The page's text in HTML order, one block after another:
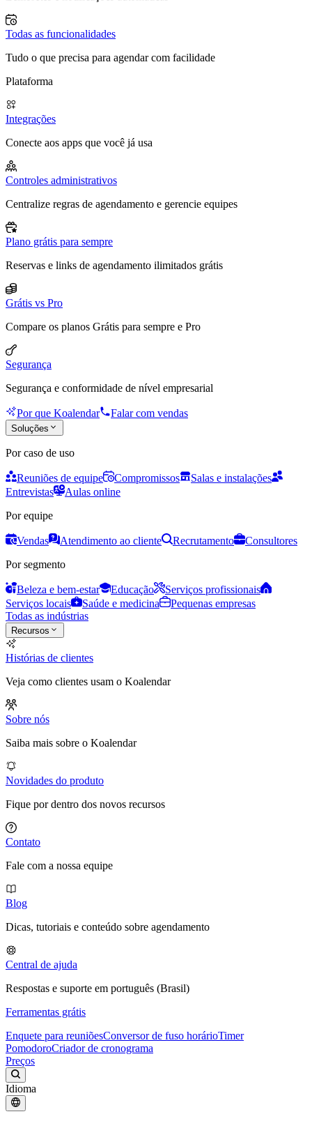
Todas as funcionalidades
Tudo o que precisa para agendar com facilidade
Plataforma
Integrações
Conecte aos apps que você já usa
Controles administrativos
Centralize regras de agendamento e gerencie equipes
Plano grátis para sempre
Reservas e links de agendamento ilimitados grátis
Grátis vs Pro
Compare os planos Grátis para sempre e Pro
Segurança
Segurança e conformidade de nível empresarial
Por que Koalendar Falar com vendas
Soluções
Por caso de uso
Reuniões de equipe Compromissos
Salas e instalações
Entrevistas
Aulas online
Por equipe
Vendas Atendimento ao cliente Recrutamento
Consultores
Por segmento
Beleza e bem-estar Educação
Serviços profissionais
Serviços locais
Saúde e medicina
Pequenas empresas
Todas as indústrias
Recursos
Histórias de clientes
Veja como clientes usam o Koalendar
Sobre nós
Saiba mais sobre o Koalendar
Novidades do produto
Fique por dentro dos novos recursos
Contato
Fale com a nossa equipe
Blog
Dicas, tutoriais e conteúdo sobre agendamento
Central de ajuda
Respostas e suporte em português (Brasil)
Ferramentas grátis
Enquete para reuniõesConversor de fuso horárioTimer
PomodoroCriador de cronograma
Preços
Idioma